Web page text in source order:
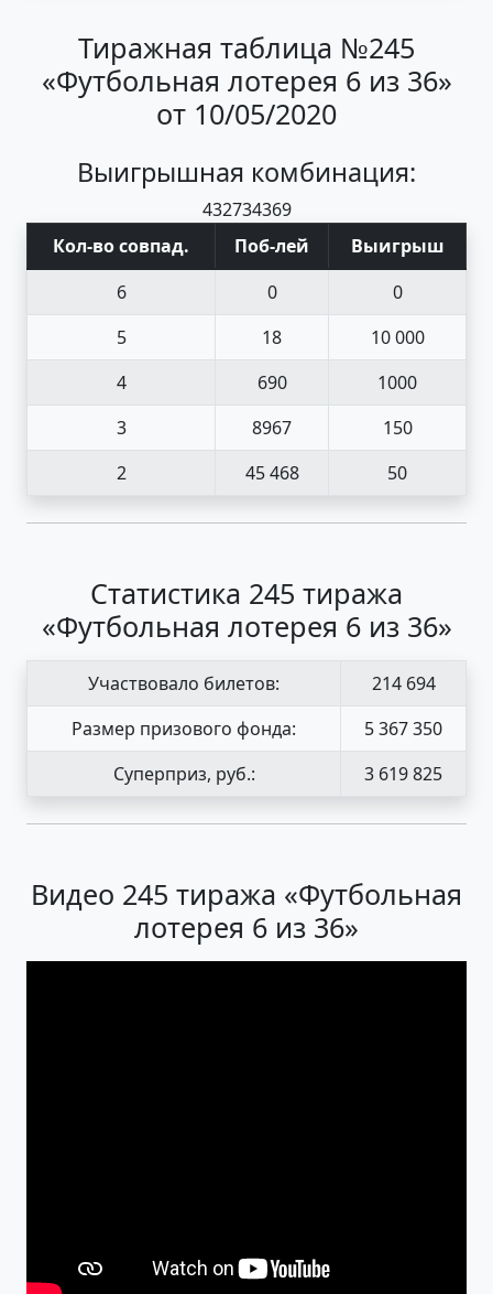
Тиражная таблица №245
«Футбольная лотерея 6 из 36»
от 10/05/2020
Выигрышная комбинация:
432734369
Кол-во совпад. Поб-лей
Выигрыш
6
0
0
5
18
10 000
4
690
1000
3
8967
150
2
45 468 50
Статистика 245 тиража
«Футбольная лотерея 6 из 36»
Участвовало билетов:
214 694
Размер призового фонда:
5 367 350
Суперприз, руб.:
3 619 825
Видео 245 тиража «Футбольная
лотерея 6 из 36»